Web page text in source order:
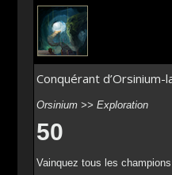
Conquérant d’Orsinium-
Orsinium >> Exploration
50
Vainquez tous les